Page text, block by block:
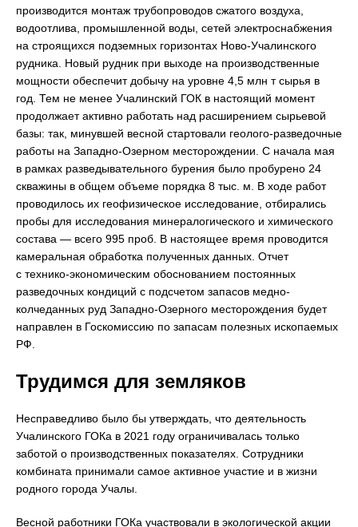
производится монтаж трубопроводов сжатого воздуха,
водоотлива, промышленной воды, сетей электроснабжения
на строящихся подземных горизонтах Ново-Учалинского
рудника. Новый рудник при выходе на производственные
мощности обеспечит добычу на уровне 4,5 млн т сырья в
год. Тем не менее Учалинский ГОК в настоящий момент
продолжает активно работать над расширением сырьевой
базы: так, минувшей весной стартовали геолого-разведочные
работы на Западно-Озерном месторождении. С начала мая
в рамках разведывательного бурения было пробурено 24
скважины в общем объеме порядка 8 тыс. м. В ходе работ
проводилось их геофизическое исследование, отбирались
пробы для исследования минералогического и химического
состава — всего 995 проб. В настоящее время проводится
камеральная обработка полученных данных. Отчет
с технико-экономическим обоснованием постоянных
разведочных кондиций с подсчетом запасов медно-
колчеданных руд Западно-Озерного месторождения будет
направлен в Госкомиссию по запасам полезных ископаемых
РФ.
Трудимся для земляков
Несправедливо было бы утверждать, что деятельность
Учалинского ГОКа в 2021 году ограничивалась только
заботой о производственных показателях. Сотрудники
комбината принимали самое активное участие и в жизни
родного города Учалы.
Весной работники ГОКа участвовали в экологической акции